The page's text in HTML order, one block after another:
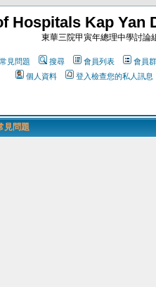
Hospitals Kap Yan
東華三院甲寅年總理中學討論
常見問題 搜尋 會員列表 會員
個人資料
登入檢查您的私人訊息
見問題